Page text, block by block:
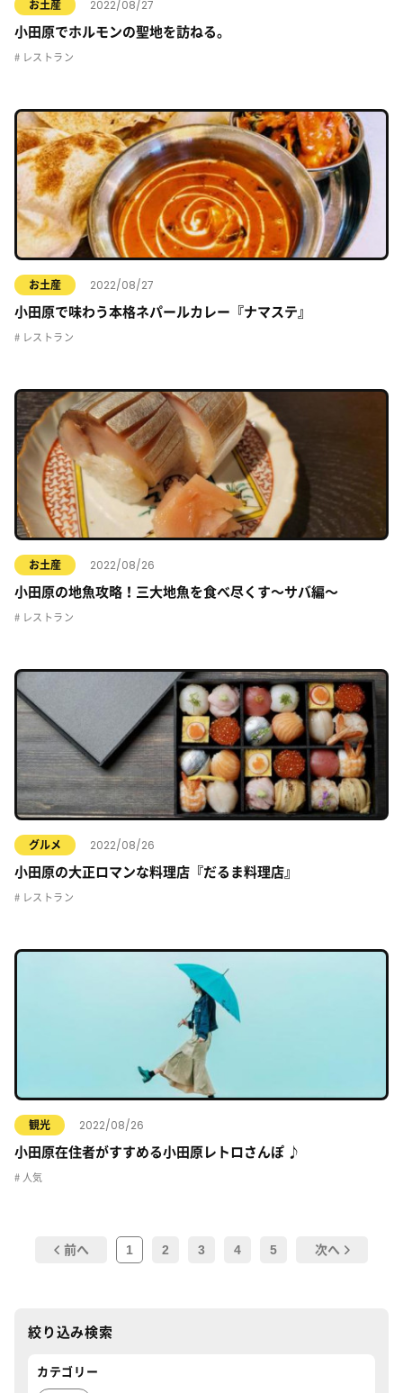
お土産 2022/08/27
小田原でホルモンの聖地を訪ねる。
レストラン
お土産 2022/08/27
小田原で味わう本格ネパールカレー『ナマステ』
レストラン
お土産 2022/08/26
小田原の地魚攻略！三大地魚を食べ尽くす〜サバ編〜
レストラン
グルメ 2022/08/26
小田原の大正ロマンな料理店『だるま料理店』
レストラン
観光 2022/08/26
小田原在住者がすすめる小田原レトロさんぽ ♪
人気
前へ 1 2 3 4 5 次へ
絞り込み検索
カテゴリー